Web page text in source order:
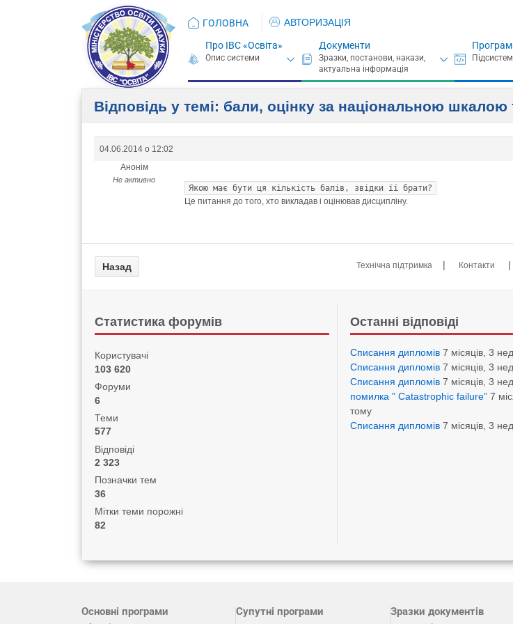
ГОЛОВНА АВТОРИЗАЦІЯ
Про ІВС «Освіта» Документи
Відповідь у темі: бали, оцінку за національною
04.06.2014 о 12:02
Анонім
Не активно
Якою має бути ця кількість балів, звідки її брати?
Це питання до того, хто викладав і оцінював дисципліну.
Технічна підтримка | Контакти |
Статистика форумів
Користувачі
103 620
Форуми
6
Теми
577
Відповіді
2 323
Позначки тем
36
Мітки теми порожні
82
Останні відповіді
Списання дипломів 7 місяців, 3
Списання дипломів 7 місяців, 3
Списання дипломів 7 місяців, 3
помилка ” Catastrophic failure” 7
тому
Списання дипломів 7 місяців, 3
Основні програми Супутні програми Зразки документів